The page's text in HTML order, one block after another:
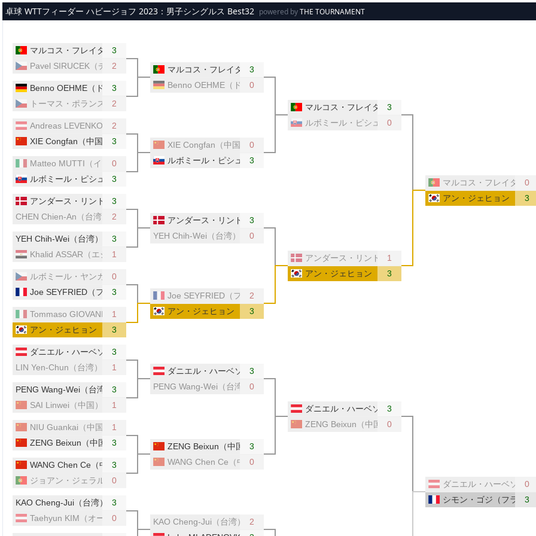
メインコンテンツへスキップ
卓球 WTTフィーダー ハビージョフ 2023：男子シングルス Best32 powered byTHE TOURNAMENT
マルコス・フレイタス（ポルトガル）
3
Pavel SIRUCEK（チェコ）
2
Benno OEHME（ドイツ）
3
トーマス・ポランスキー（チェコ）
2
Andreas LEVENKO（オーストリア）
2
XIE Congfan（中国） 3
Matteo MUTTI（イタリア）
0
ルボミール・ピシュテイ（スロバキア）
3
アンダース・リンド（デンマーク）
3
CHEN Chien-An（台湾）
2
YEH Chih-Wei（台湾）
3
Khalid ASSAR（エジプト）
1
ルボミール・ヤンカリク（チェコ）
0
Joe SEYFRIED（フランス）
3
Tommaso GIOVANNETTI（イタリア）
1
アン・ジェヒョン（韓国）
3
ダニエル・ハーベソン（オーストリア）
3
LIN Yen-Chun（台湾）
1
PENG Wang-Wei（台湾）3
SAI Linwei（中国）
1
NIU Guankai（中国） 1
ZENG Beixun（中国）3
WANG Chen Ce（中国）
3
ジョアン・ジェラルド（ポルトガル）
0
KAO Cheng-Jui（台湾）
3
Taehyun KIM（オーストリア）
0
マルコス・フレイタス（ポルトガル）
3
Benno OEHME（ドイツ）
0
XIE Congfan（中国） 0
ルボミール・ピシュテイ（スロバキア）
3
アンダース・リンド（デンマーク）
3
YEH Chih-Wei（台湾）
0
Joe SEYFRIED（フランス）
2
アン・ジェヒョン（韓国）
3
ダニエル・ハーベソン（オーストリア）
3
PENG Wang-Wei（台湾）0
ZENG Beixun（中国）3
WANG Chen Ce（中国）
0
KAO Cheng-Jui（台湾）
2
マルコス・フレイタス（ポルトガル）
3
ルボミール・ピシュテイ（スロバキア）
0
アンダース・リンド（デンマーク）
1
アン・ジェヒョン（韓国）
3
ダニエル・ハーベソン（オーストリア）
3
ZENG Beixun（中国）0
マルコス・フレイタス（
0
アン・ジェヒョン（韓国
3
ダニエル・ハーベソン（
0
シモン・ゴジ（フランス
3